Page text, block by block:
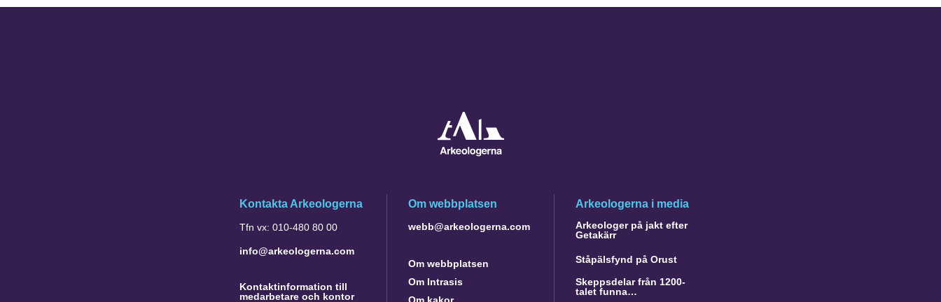
Kontakta Arkeologerna
Tfn vx: 010-480 80 00
info@arkeologerna.com
Kontaktinformation till
medarbetare och kontor
Om webbplatsen
webb@arkeologerna.com
Om webbplatsen
Om Intrasis
Arkeologerna i media
Arkeologer på jakt efter
Getakärr
Ståpälsfynd på Orust
Skeppsdelar från 1200-
talet funna…